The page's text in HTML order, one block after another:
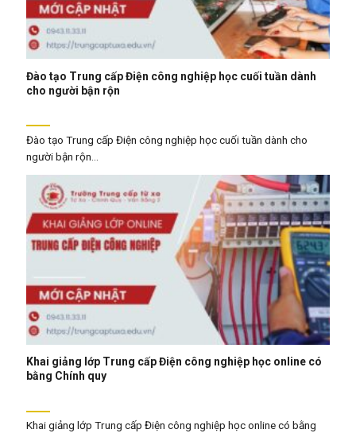
Đào tạo Trung cấp Điện công nghiệp học cuối tuần dành
cho người bận rộn
Đào tạo Trung cấp Điện công nghiệp học cuối tuần dành cho
người bận rộn...
Khai giảng lớp Trung cấp Điện công nghiệp học online có
bằng Chính quy
Khai giảng lớp Trung cấp Điện công nghiệp học online có bằng